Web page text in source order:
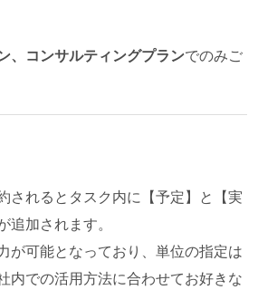
、コンサルティングプランでのみご
されるとタスク内に【予定】と【実
加されます。
が可能となっており、単位の指定は
内での活用方法に合わせてお好きな